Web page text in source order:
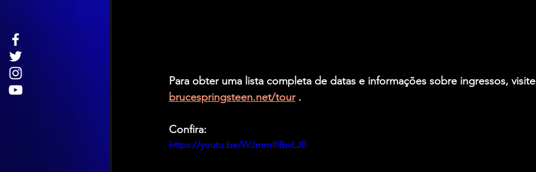
Para obter uma lista completa de datas e informações sobre ingressos, visite
brucespringsteen.net/tour .
Confira:
https://youtu.be/WJmmINbvLJ0